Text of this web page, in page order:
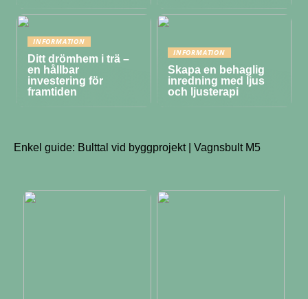
INFORMATION
Ditt drömhem i trä –
en hållbar
investering för
framtiden
INFORMATION
Skapa en behaglig
inredning med ljus
och ljusterapi
Enkel guide: Bulttal vid byggprojekt | Vagnsbult M5